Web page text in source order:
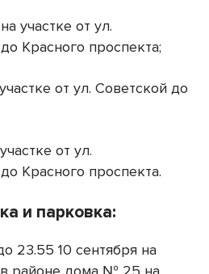
участке от ул.
Красного проспекта;
от ул. Советской до
от ул.
Красного проспекта.
и парковка:
23.55 10 сентября на